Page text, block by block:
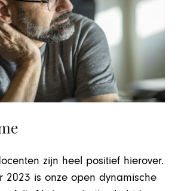
zijn heel positief hierover.
2023 is onze open dynamische